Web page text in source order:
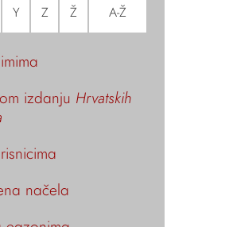
Y Z Ž A-Ž
izdanju Hrvatskih
načela